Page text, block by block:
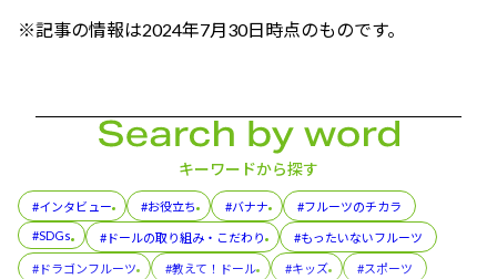
※記事の情報は2024年7月30日時点のものです。
キーワードから探す
#インタビュー #お役立ち #バナナ
#フルーツのチカラ
#SDGs
#ドールの取り組み・こだわり #もったいないフルーツ
#ドラゴンフルーツ #教えて！ドール #キッズ #スポーツ